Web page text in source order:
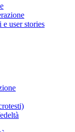
user stories